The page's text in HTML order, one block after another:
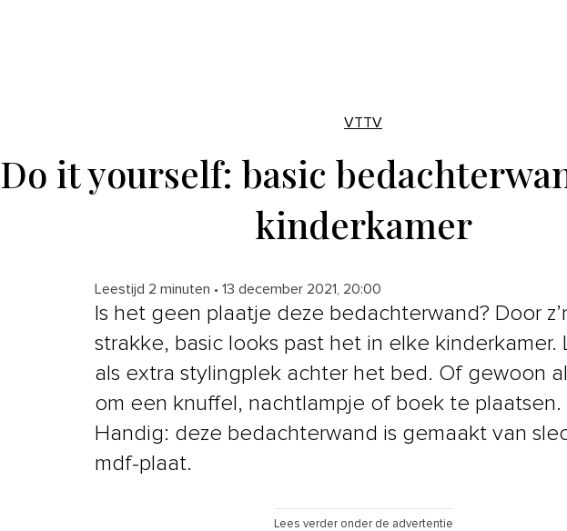
VTTV
Do it yourself: basic
kinderkamer
Leestijd 2 minuten • 13 december 2021, 20:00
Is het geen plaatje deze bedachterwand? Door
strakke, basic looks past het in elke kinderkamer.
als extra stylingplek achter het bed. Of gewoon
om een knuffel, nachtlampje of boek te plaatsen.
Handig: deze bedachterwand is gemaakt van
mdf-plaat.
Lees verder onder de advertentie